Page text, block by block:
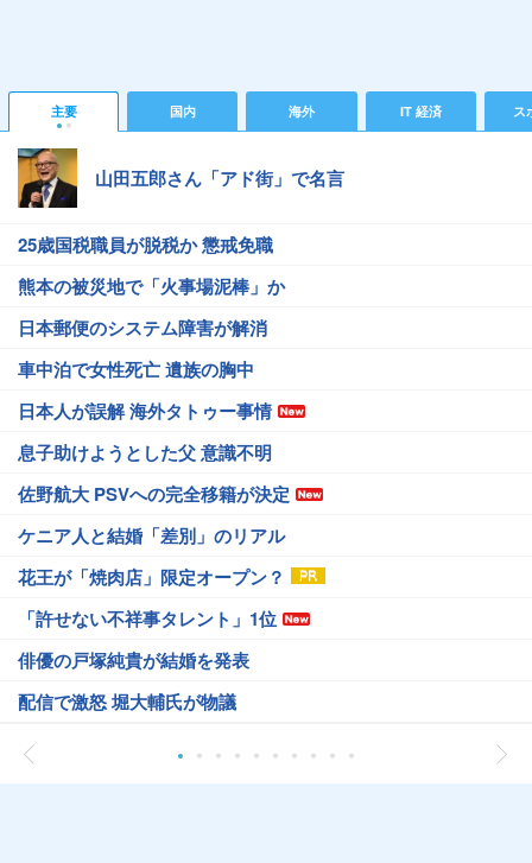
主要 国内 海外 IT 経済 ス
山田五郎さん「アド街」で名言
25歳国税職員が脱税か 懲戒免職
熊本の被災地で「火事場泥棒」か
日本郵便のシステム障害が解消
車中泊で女性死亡 遺族の胸中
日本人が誤解 海外タトゥー事情
息子助けようとした父 意識不明
佐野航大 PSVへの完全移籍が決定
ケニア人と結婚「差別」のリアル
花王が「焼肉店」限定オープン？
「許せない不祥事タレント」1位
俳優の戸塚純貴が結婚を発表
配信で激怒 堀大輔氏が物議